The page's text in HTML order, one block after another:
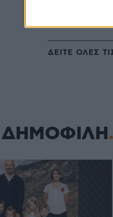
Τι νιώθει ο
γλείφει; Είναι ο
ΔΕΙΤΕ ΟΛΕΣ
ΔΗΜΟΦΙΛΗ